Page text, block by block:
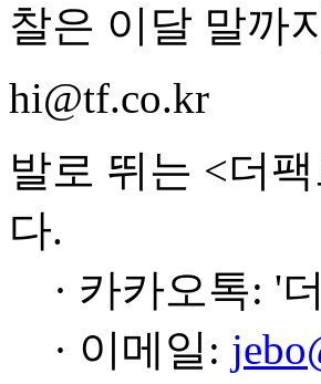
찰은 이달 말까
hi@tf.co.kr
발로 뛰는 <더
다.
· 카카오톡: '
· 이메일: